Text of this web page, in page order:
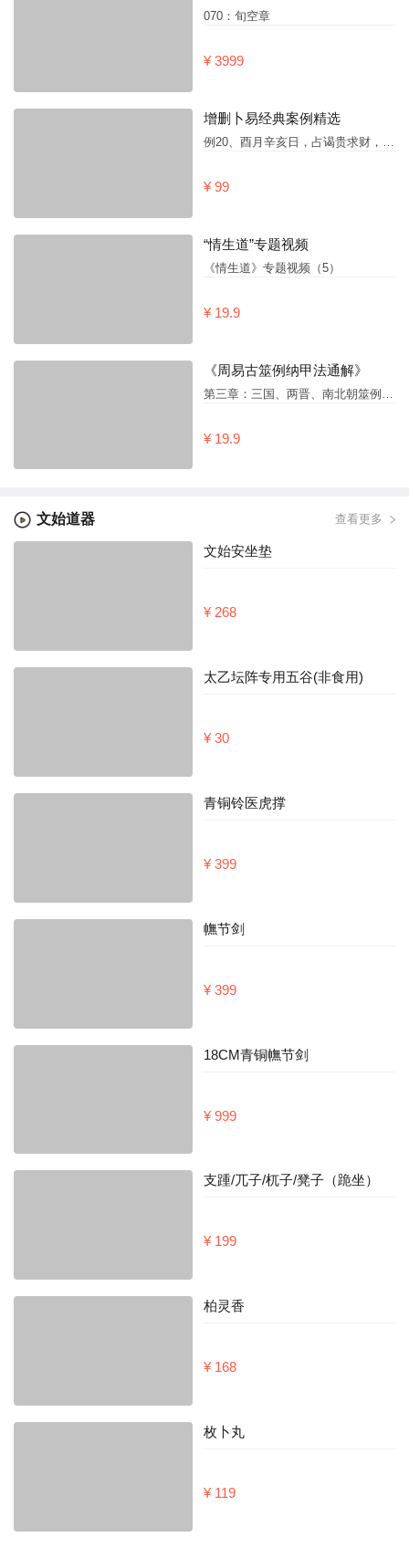
070：旬空章
¥ 3999
增删卜易经典案例精选
¥ 99
“情生道”专题视频
《情生道》专题视频（5）
¥ 19.9
《周易古筮例纳甲法通解》
¥ 19.9
文始道器 查看更多
文始安坐垫
¥ 268
太乙坛阵专用五谷(非食用)
¥ 30
青铜铃医虎撑
¥ 399
幠节剑
¥ 399
18CM青铜幠节剑
¥ 999
支踵/兀子/杌子/凳子（跪坐）
¥ 199
柏灵香
¥ 168
枚卜丸
¥ 119